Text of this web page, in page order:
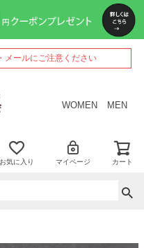
メールにご注意ください
WOMEN MEN
お気に入り マイページ カート
ペー
ジト
ップ
へ